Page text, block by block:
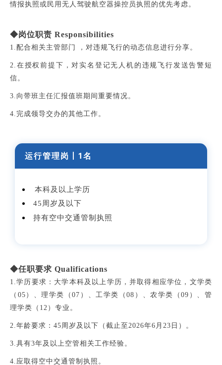
情报执照或民用无人驾驶航空器操控员执照的优先考虑。
◆岗位职责 Responsibilities
1.配合相关主管部门 ，对违规飞行的动态信息进行分享。
2.在授权前提下，对实名登记无人机的违规飞行发送告警短
信。
3.向带班主任汇报值班期间重要情况。
4.完成领导交办的其他工作。
运行管理岗丨 1名
本科及以上学历
45周岁及以下
持有空中交通管制执照
◆任职要求 Qualifications
1.学历要求： 大学本科及以上学历，并取得相应学位，文学类
（ 05 ）、理学类（07 ）、工学类（08 ）、农学类（09 ）、管
理学类（ 12 ）专业。
2.年龄要求： 45周岁及以下 （截止至2026年6月23日）。
3.具有3年及以上空管相关工作经验。
4.应取得空中交通管制执照。